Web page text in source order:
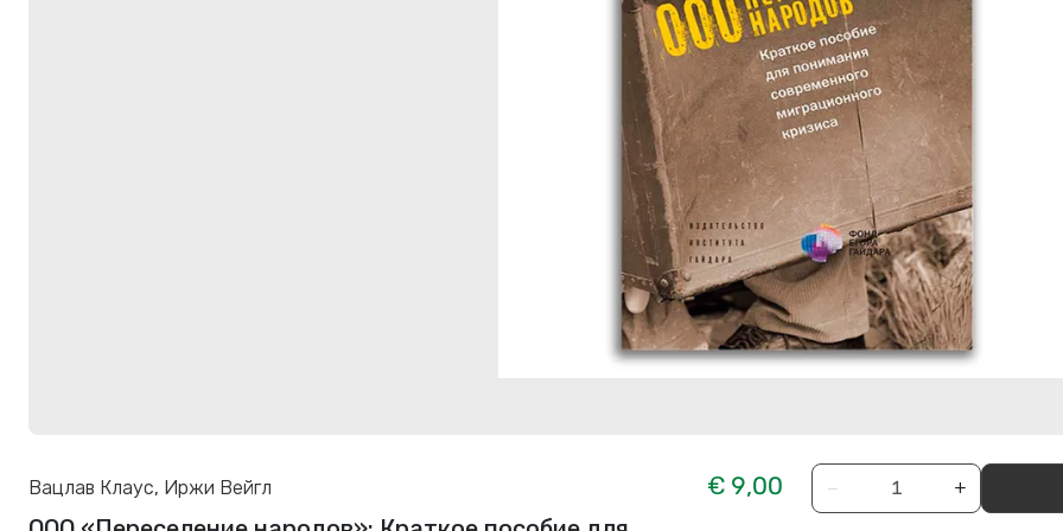
Вацлав Клаус, Иржи Вейгл
€ 9,00
− +